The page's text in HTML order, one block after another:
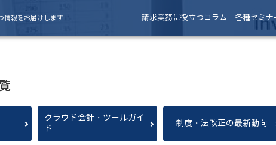
情報をお届けします 請求業務に役立つコラム 各種セミナ
クラウド会計・ツールガイ
ド
制度・法改正の最新動向